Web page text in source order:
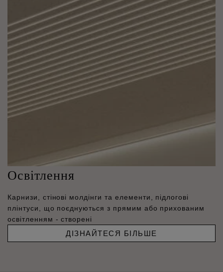
Освітлення
Карнизи, стінові молдінги та елементи, підлогові
плінтуси, що поєднуються з прямим або прихованим
освітленням - створені
ДІЗНАЙТЕСЯ БІЛЬШЕ